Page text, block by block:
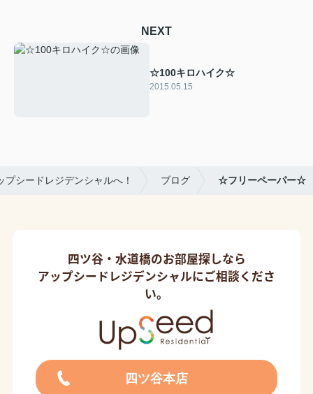
NEXT
☆100キロハイク☆
2015.05.15
シードレジデンシャルへ！ ブログ ☆フリーペーパー☆
四ツ谷・水道橋のお部屋探しなら
アップシードレジデンシャルにご相談くださ
い。
四ツ谷本店